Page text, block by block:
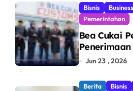
Bisnis Business
Pemerintahan
Bea Cukai
Jun 23 , 2026
Berita Bisnis